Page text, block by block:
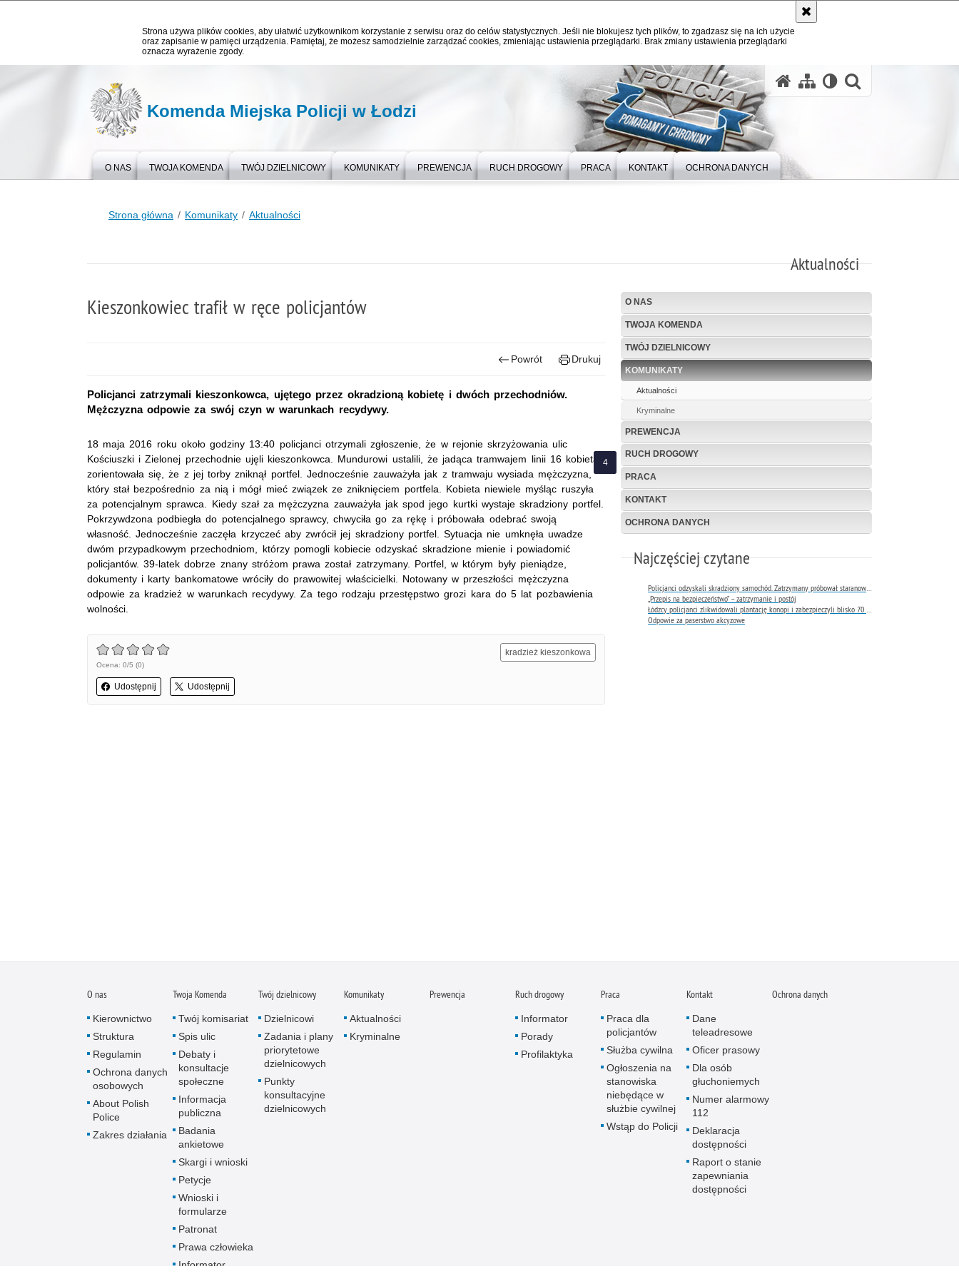
Strona używa plików cookies, aby ułatwić użytkownikom korzystanie z serwisu oraz do celów statystycznych. Jeśli nie blokujesz tych plików, to zgadzasz się na ich użycie
oraz zapisanie w pamięci urządzenia. Pamiętaj, że możesz samodzielnie zarządzać cookies, zmieniając ustawienia przeglądarki. Brak zmiany ustawienia przeglądarki
oznacza wyrażenie zgody.
Komenda Miejska Policji w Łodzi
O NAS TWOJA KOMENDA TWÓJ DZIELNICOWY KOMUNIKATY PREWENCJA RUCH DROGOWY PRACA KONTAKT OCHRONA DANYCH
Strona główna Komunikaty Aktualności
Aktualności
Kieszonkowiec trafił w ręce policjantów
Powrót Drukuj
Policjanci zatrzymali kieszonkowca, ujętego przez okradzioną kobietę i dwóch przechodniów.
Mężczyzna odpowie za swój czyn w warunkach recydywy.
18 maja 2016 roku około godziny 13:40 policjanci otrzymali zgłoszenie, że w rejonie skrzyżowania ulic
Kościuszki i Zielonej przechodnie ujęli kieszonkowca. Mundurowi ustalili, że jadąca tramwajem linii 16 kobieta
zorientowała się, że z jej torby zniknął portfel. Jednocześnie zauważyła jak z tramwaju wysiada mężczyzna,
który stał bezpośrednio za nią i mógł mieć związek ze zniknięciem portfela. Kobieta niewiele myśląc ruszyła
za potencjalnym sprawca. Kiedy szał za mężczyzna zauważyła jak spod jego kurtki wystaje skradziony portfel.
Pokrzywdzona podbiegła do potencjalnego sprawcy, chwyciła go za rękę i próbowała odebrać swoją
własność. Jednocześnie zaczęła krzyczeć aby zwrócił jej skradziony portfel. Sytuacja nie umknęła uwadze
dwóm przypadkowym przechodniom, którzy pomogli kobiecie odzyskać skradzione mienie i powiadomić
policjantów. 39-latek dobrze znany stróżom prawa został zatrzymany. Portfel, w którym były pieniądze,
dokumenty i karty bankomatowe wróciły do prawowitej właścicielki. Notowany w przeszłości mężczyzna
odpowie za kradzież w warunkach recydywy. Za tego rodzaju przestępstwo grozi kara do 5 lat pozbawienia
wolności.
Ocena: 0/5 (0)
Udostępnij Udostępnij
kradzież kieszonkowa
O NAS
TWOJA KOMENDA
TWÓJ DZIELNICOWY
KOMUNIKATY
Aktualności
Kryminalne
PREWENCJA
RUCH DROGOWY
PRACA
KONTAKT
OCHRONA DANYCH
Najczęściej czytane
Policjanci odzyskali skradziony samochód. Zatrzymany próbował staranować radiowóz
„Przepis na bezpieczeństwo” – zatrzymanie i postój
Łódzcy policjanci zlikwidowali plantację konopi i zabezpieczyli blisko 70 jednostek broni oraz amunicję
Odpowie za paserstwo akcyzowe
O nas
Kierownictwo
Struktura
Regulamin
Ochrona danych
osobowych
About Polish
Police
Zakres działania
Twoja Komenda
Twój komisariat
Spis ulic
Debaty i
konsultacje
społeczne
Informacja
publiczna
Badania
ankietowe
Skargi i wnioski
Petycje
Wnioski i
formularze
Patronat
Prawa człowieka
Informator
Twój dzielnicowy
Dzielnicowi
Zadania i plany
priorytetowe
dzielnicowych
Punkty
konsultacyjne
dzielnicowych
Komunikaty
Aktualności
Kryminalne
Prewencja Ruch drogowy
Informator
Porady
Profilaktyka
Praca
Praca dla
policjantów
Służba cywilna
Ogłoszenia na
stanowiska
niebędące w
służbie cywilnej
Wstąp do Policji
Kontakt
Dane
teleadresowe
Oficer prasowy
Dla osób
głuchoniemych
Numer alarmowy
112
Deklaracja
dostępności
Raport o stanie
zapewniania
dostępności
Ochrona danych